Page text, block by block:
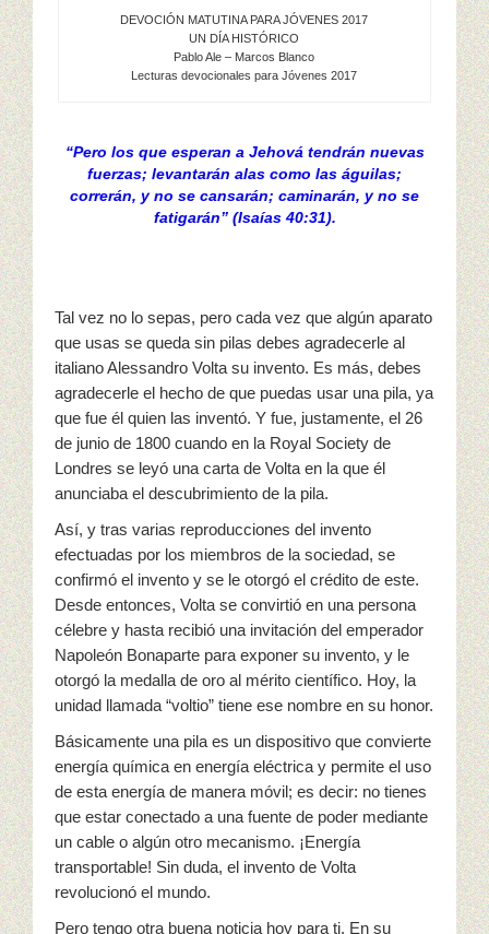
DEVOCIÓN MATUTINA PARA JÓVENES 2017
UN DÍA HISTÓRICO
Pablo Ale – Marcos Blanco
Lecturas devocionales para Jóvenes 2017
“Pero los que esperan a Jehová tendrán nuevas
fuerzas; levantarán alas como las águilas;
correrán, y no se cansarán; caminarán, y no se
fatigarán” (Isaías 40:31).
Tal vez no lo sepas, pero cada vez que algún aparato
que usas se queda sin pilas debes agradecerle al
italiano Alessandro Volta su invento. Es más, debes
agradecerle el hecho de que puedas usar una pila, ya
que fue él quien las inventó. Y fue, justamente, el 26
de junio de 1800 cuando en la Royal Society de
Londres se leyó una carta de Volta en la que él
anunciaba el descubrimiento de la pila.
Así, y tras varias reproducciones del invento
efectuadas por los miembros de la sociedad, se
confirmó el invento y se le otorgó el crédito de este.
Desde entonces, Volta se convirtió en una persona
célebre y hasta recibió una invitación del emperador
Napoleón Bonaparte para exponer su invento, y le
otorgó la medalla de oro al mérito científico. Hoy, la
unidad llamada “voltio” tiene ese nombre en su honor.
Básicamente una pila es un dispositivo que convierte
energía química en energía eléctrica y permite el uso
de esta energía de manera móvil; es decir: no tienes
que estar conectado a una fuente de poder mediante
un cable o algún otro mecanismo. ¡Energía
transportable! Sin duda, el invento de Volta
revolucionó el mundo.
Pero tengo otra buena noticia hoy para ti. En su